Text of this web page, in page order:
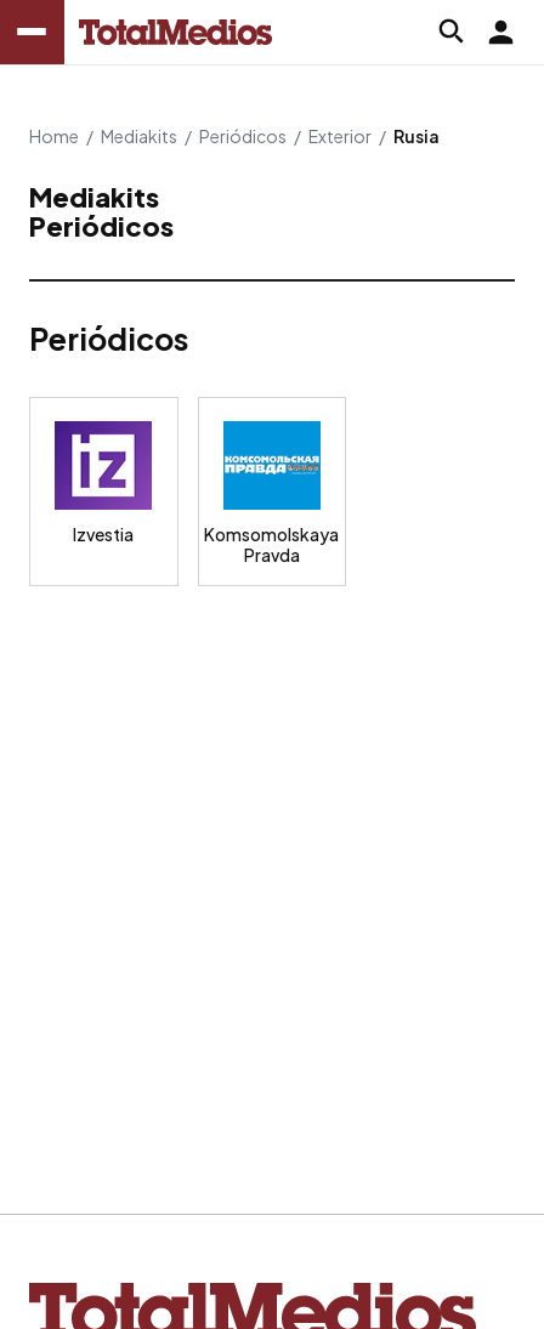
Home / Mediakits / Periódicos / Exterior / Rusia
Mediakits
Periódicos
Periódicos
Izvestia
Komsomolskaya
Pravda